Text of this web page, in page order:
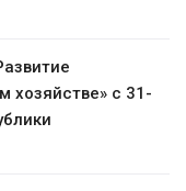
хозяйстве» с 31-